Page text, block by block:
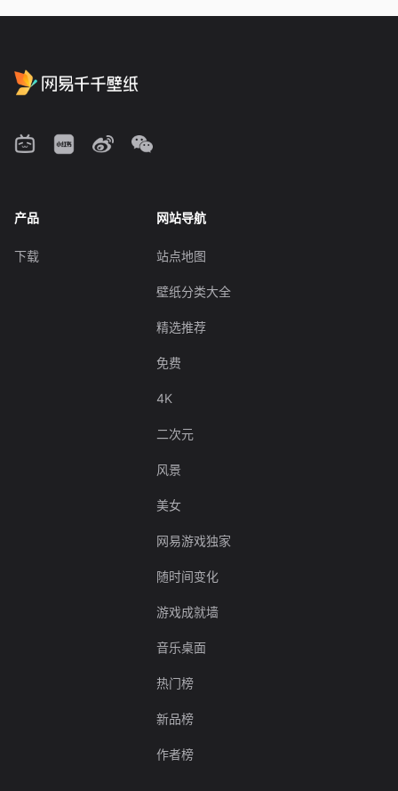
产品
下载
网站导航
站点地图
壁纸分类大全
精选推荐
免费
4K
二次元
风景
美女
网易游戏独家
随时间变化
游戏成就墙
音乐桌面
热门榜
新品榜
作者榜